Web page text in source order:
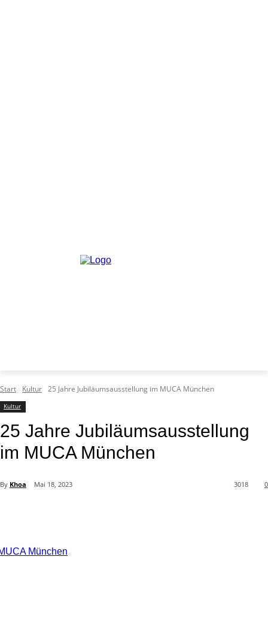
Start Kultur 25 Jahre Jubiläumsausstellung im MUCA München
Kultur
25 Jahre Jubiläumsausstellung
im MUCA München
By Khoa Mai 18, 2023 0
3018